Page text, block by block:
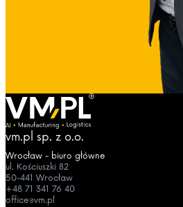
vm.pl sp. z o.o.
Wrocław - biuro główne
ul. Kościuszki 82
50-441 Wrocław
+48 71 341 76 40
office@vm.pl